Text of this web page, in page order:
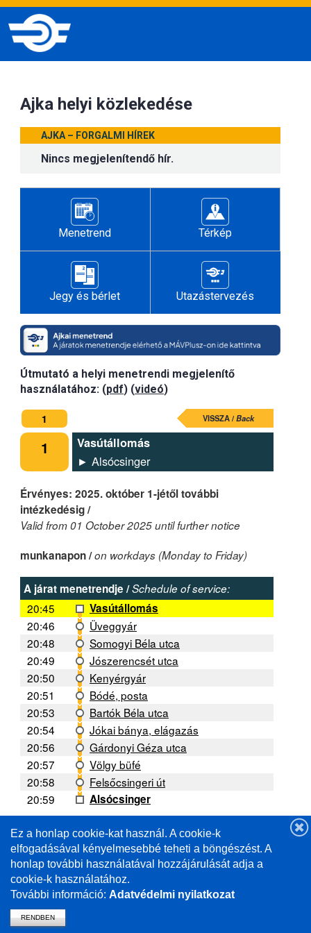
Ajka helyi közlekedése
AJKA – FORGALMI HÍREK
Nincs megjelenítendő hír.
Menetrend Térkép
Jegy és bérlet Utazástervezés
Útmutató a helyi menetrendi megjelenítő
használatához: (pdf) (videó)
1 VISSZA /Back
1 Vasútállomás
► Alsócsinger
Érvényes: 2025. október 1-jétől további
intézkedésig /
Valid from 01 October 2025 until further notice
munkanapon /on workdays (Monday to Friday)
A járat menetrendje /Schedule of service:
20:45
Vasútállomás
20:46
Üveggyár
20:48
Somogyi Béla utca
20:49
Jószerencsét utca
20:50
Kenyérgyár
20:51
Bódé, posta
20:53
Bartók Béla utca
20:54
Jókai bánya, elágazás
20:56
Gárdonyi Géza utca
20:57
Völgy büfé
20:58
Felsőcsingeri út
20:59
Alsócsinger
A forgalmi helyzettől függően a menetrendtől való
eltérés lehetséges. /
Deviations from the schedule are possible depending
on the traffic situation.
Ez a honlap cookie-kat használ. A cookie-k
elfogadásával kényelmesebbé teheti a böngészést. A
honlap további használatával hozzájárulását adja a
cookie-k használatához.
További információ: Adatvédelmi nyilatkozat
RENDBEN